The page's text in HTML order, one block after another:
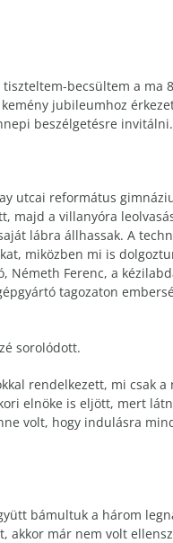
becsültem a ma
jubileumhoz
beszélgetésre invitálni.
utcai református
majd a villanyóra
lábra állhassak. A
miközben mi is
Németh Ferenc, a
tagozaton
sorolódott.
rendelkezett, mi csak a
elnöke is eljött, mert
volt, hogy indulásra
bámultuk a három
akkor már nem volt